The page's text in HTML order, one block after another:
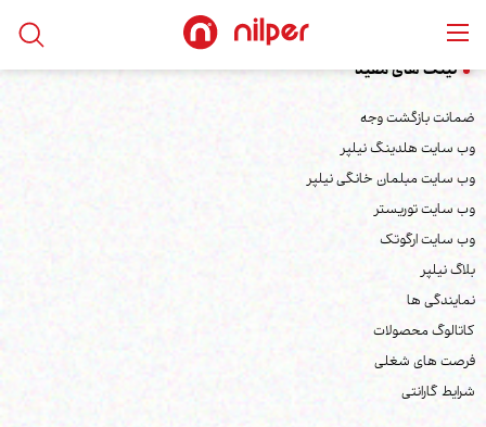
لینک های مفید
ضمانت بازگشت وجه
وب سایت هلدینگ نیلپر
وب سایت مبلمان خانگی نیلپر
وب سایت توریستر
وب سایت ارگوتک
بلاگ نیلپر
نمایندگی ها
کاتالوگ محصولات
فرصت های شغلی
شرایط گارانتی